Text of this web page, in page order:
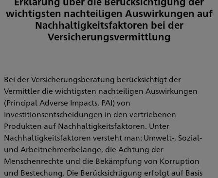
wichtigsten nachteiligen Auswirkungen auf
Nachhaltigkeitsfaktoren bei der
Versicherungsvermittlung
Bei der Versicherungsberatung berücksichtigt der
Vermittler die wichtigsten nachteiligen Auswirkungen
(Principal Adverse Impacts, PAI) von
Investitionsentscheidungen in den vertriebenen
Produkten auf Nachhaltigkeitsfaktoren. Unter
Nachhaltigkeitsfaktoren versteht man: Umwelt-, Sozial-
und Arbeitnehmerbelange, die Achtung der
Menschenrechte und die Bekämpfung von Korruption
und Bestechung. Die Berücksichtigung erfolgt auf Basis